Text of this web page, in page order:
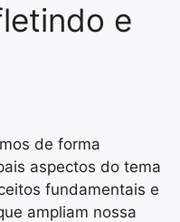
e
de forma
aspectos do tema
fundamentais e
ampliam nossa